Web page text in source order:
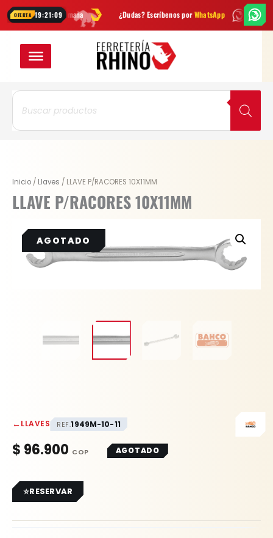
OFERTA 19:21:08
cada semana ¿Dudas? Escríbenos porWhatsApp EnvíoGRATIS
contenido
Búsqueda
productos
Inicio / Llaves / LLAVE P/RACORES 10X11MM
LLAVE P/RACORES 10X11MM
←LLAVES REF.1949M-10-11
$ 96.900 AGOTADO
RESERVAR